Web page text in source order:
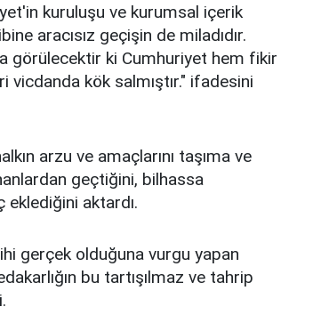
kuruluşu ve kurumsal içerik
aracısız geçişin de miladıdır.
görülecektir ki Cumhuriyet hem fikir
vicdanda kök salmıştır." ifadesini
arzu ve amaçlarını taşıma ve
geçtiğini, bilhassa
eklediğini aktardı.
gerçek olduğuna vurgu yapan
bu tartışılmaz ve tahrip